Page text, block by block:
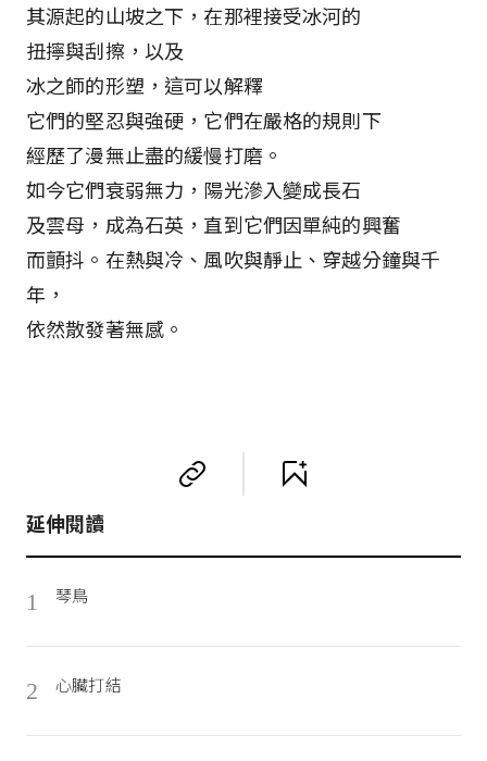
其源起的山坡之下，在那裡接受冰河的
扭擰與刮擦，以及
冰之師的形塑，這可以解釋
它們的堅忍與強硬，它們在嚴格的規則下
經歷了漫無止盡的緩慢打磨。
如今它們衰弱無力，陽光滲入變成長石
及雲母，成為石英，直到它們因單純的興奮
而顫抖。在熱與冷、風吹與靜止、穿越分鐘與千
年，
依然散發著無感。
延伸閱讀
1 琴鳥
2 心臟打結